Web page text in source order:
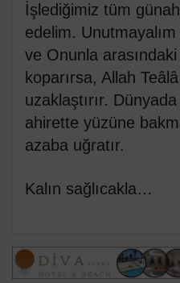
İşlediğimiz tüm
edelim.
ve Onunla arasındaki
koparırsa, Allah
uzaklaştırır.
ahirette yüzüne
azaba uğratır.
Kalın sağlıcakla…